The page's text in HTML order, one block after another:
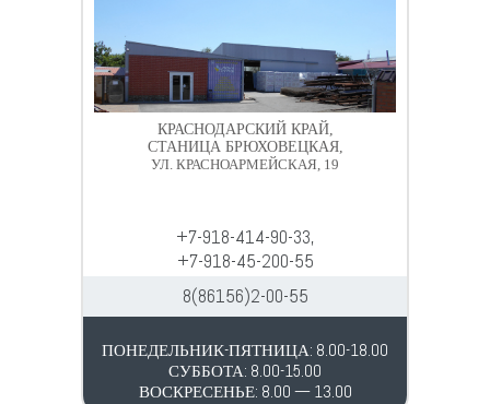
КРАСНОДАРСКИЙ КРАЙ,
СТАНИЦА БРЮХОВЕЦКАЯ,
УЛ. КРАСНОАРМЕЙСКАЯ, 19
+7-918-414-90-33,
+7-918-45-200-55
8(86156)2-00-55
ПОНЕДЕЛЬНИК-ПЯТНИЦА: 8.00-18.00
СУББОТА: 8.00-15.00
ВОСКРЕСЕНЬЕ: 8.00 — 13.00